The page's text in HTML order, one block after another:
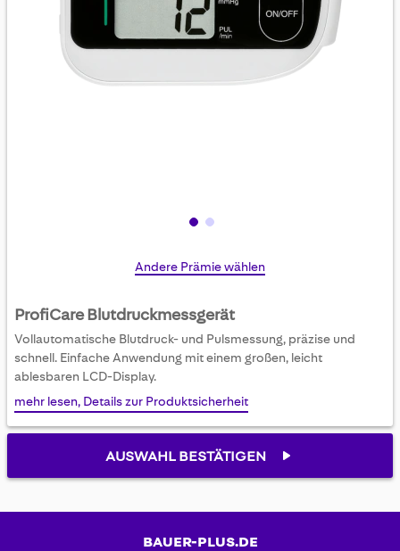
Skip
beginning
of
the
gallery
Andere Prämie wählen
ProfiCare Blutdruckmessgerät
Vollautomatische Blutdruck- und Pulsmessung, präzise und
schnell. Einfache Anwendung mit einem großen, leicht
ablesbaren LCD-Display.
mehr lesen, Details zur Produktsicherheit
AUSWAHL BESTÄTIGEN
BAUER-PLUS.DE